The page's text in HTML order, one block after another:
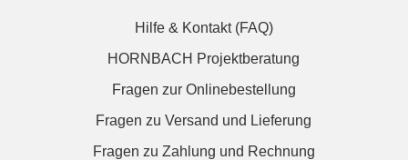
Hilfe & Kontakt (FAQ)
HORNBACH Projektberatung
Fragen zur Onlinebestellung
Fragen zu Versand und Lieferung
Fragen zu Zahlung und Rechnung